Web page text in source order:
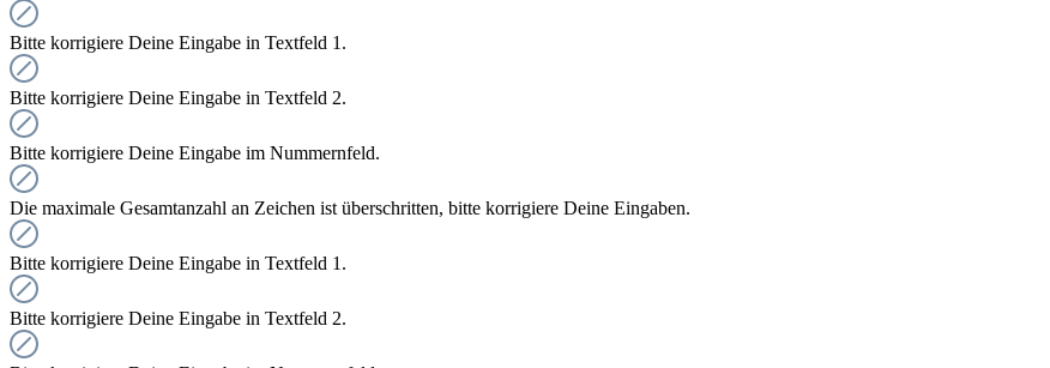
Bitte korrigiere Deine Eingabe in Textfeld 1.
Bitte korrigiere Deine Eingabe in Textfeld 2.
Bitte korrigiere Deine Eingabe im Nummernfeld.
Die maximale Gesamtanzahl an Zeichen ist überschritten, bitte korrigiere Deine Eingaben.
Bitte korrigiere Deine Eingabe in Textfeld 1.
Bitte korrigiere Deine Eingabe in Textfeld 2.